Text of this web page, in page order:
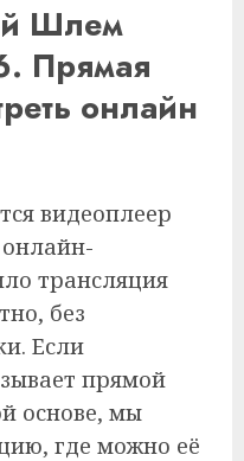
Шлем
Прямая
онлайн
видеоплеер
трансляция
без
Если
прямой
основе, мы
где можно её